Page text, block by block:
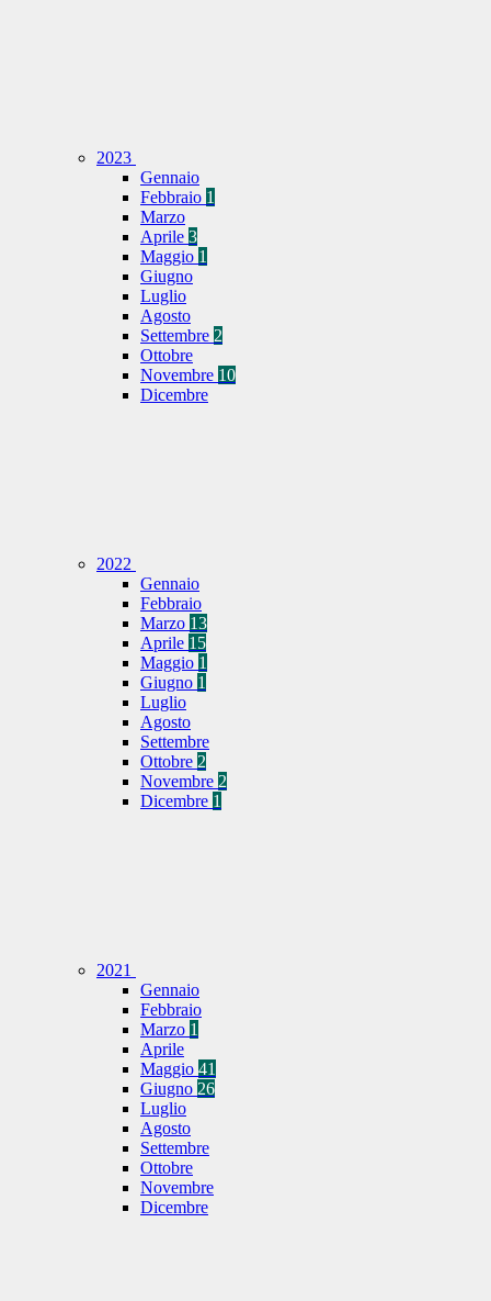
2023
Gennaio
Febbraio 1
Marzo
Aprile 3
Maggio 1
Giugno
Luglio
Agosto
Settembre 2
Ottobre
Novembre 10
Dicembre
2022
Gennaio
Febbraio
Marzo 13
Aprile 15
Maggio 1
Giugno 1
Luglio
Agosto
Settembre
Ottobre 2
Novembre 2
Dicembre 1
2021
Gennaio
Febbraio
Marzo 1
Aprile
Maggio 41
Giugno 26
Luglio
Agosto
Settembre
Ottobre
Novembre
Dicembre